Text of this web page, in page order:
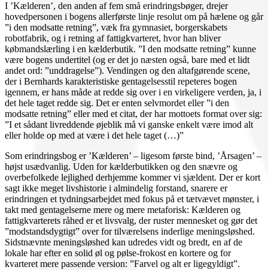
I ’Kælderen’, den anden af fem små erindringsbøger, drejer
hovedpersonen i bogens allerførste linje resolut om på hælene og går
”i den modsatte retning”, væk fra gymnasiet, borgerskabets
robotfabrik, og i retning af fattigkvarteret, hvor han bliver
købmandslærling i en kælderbutik. ”I den modsatte retning” kunne
være bogens undertitel (og er det jo næsten også, bare med et lidt
andet ord: ”unddragelse”). Vendingen og den altafgørende scene,
der i Bernhards karakteristiske gentagelsesstil repeteres bogen
igennem, er hans måde at redde sig over i en virkeligere verden, ja, i
det hele taget redde sig. Det er enten selvmordet eller ”i den
modsatte retning” eller med et citat, der har mottoets format over sig:
”I et sådant livreddende øjeblik må vi ganske enkelt være imod alt
eller holde op med at være i det hele taget (…)”
Som erindringsbog er ’Kælderen’ – ligesom første bind, ’Årsagen’ –
højst usædvanlig. Uden for kælderbutikken og den snævre og
overbefolkede lejlighed derhjemme kommer vi sjældent. Der er kort
sagt ikke meget livshistorie i almindelig forstand, snarere er
erindringen et tydningsarbejdet med fokus på et tætvævet mønster, i
takt med gentagelserne mere og mere metaforisk: Kælderen og
fattigkvarterets råhed er et livsvalg, der ruster mennesket og gør det
”modstandsdygtigt” over for tilværelsens inderlige meningsløshed.
Sidstnævnte meningsløshed kan udredes vidt og bredt, en af de
lokale har efter en solid øl og pølse-frokost en kortere og for
kvarteret mere passende version: ”Farvel og alt er ligegyldigt”.